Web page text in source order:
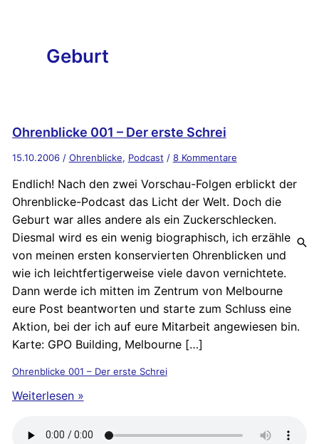
Geburt
Ohrenblicke 001 – Der erste Schrei
15.10.2006 / Ohrenblicke, Podcast / 8 Kommentare
Endlich! Nach den zwei Vorschau-Folgen erblickt der
Ohrenblicke-Podcast das Licht der Welt. Doch die
Geburt war alles andere als ein Zuckerschlecken.
Diesmal wird es ein wenig biographisch, ich erzähle
von meinen ersten konservierten Ohrenblicken und
wie ich leichtfertigerweise viele davon vernichtete.
Dann werde ich mitten im Zentrum von Melbourne
eure Post beantworten und starte zum Schluss eine
Aktion, bei der ich auf eure Mitarbeit angewiesen bin.
Karte: GPO Building, Melbourne […]
Ohrenblicke 001 – Der erste Schrei
Weiterlesen »